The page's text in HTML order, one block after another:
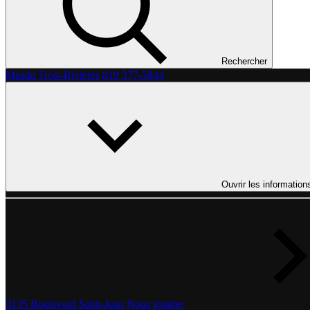
Rechercher
Mazda Trois-Rivières 819 377-5844
Ouvrir les
3135 Boulevard Saint-Jean Nous joindre